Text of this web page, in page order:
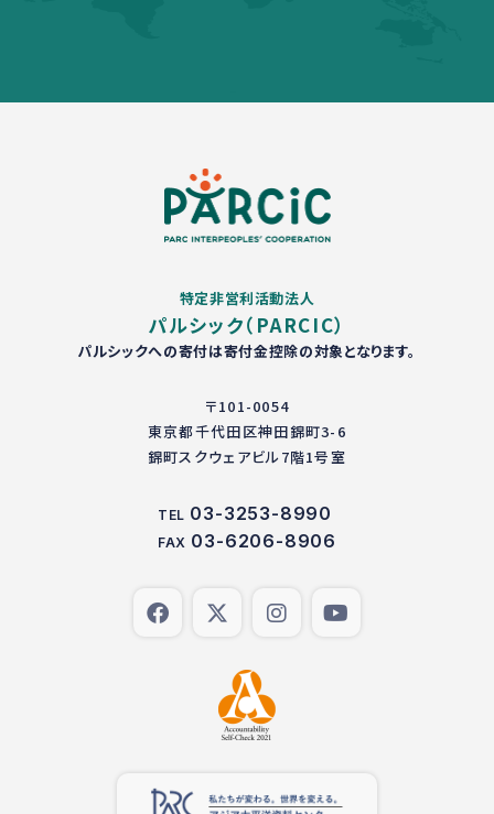
特定非営利活動法人
パルシック（PARCIC）
パルシックへの寄付は寄付金控除の対象となります。
〒101-0054
東京都千代田区神田錦町3-6
錦町スクウェアビル7階1号室
TEL 03-3253-8990
FAX 03-6206-8906